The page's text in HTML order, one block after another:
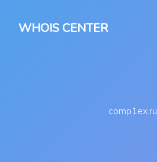
WHOIS CENTER
comp1ex.ru